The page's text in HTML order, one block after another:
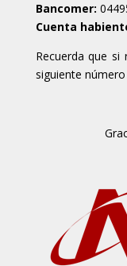
Bancomer:
Cuenta
Recuerda que
siguiente